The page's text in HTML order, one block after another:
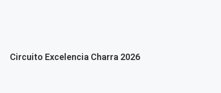
Circuito Excelencia Charra 2026